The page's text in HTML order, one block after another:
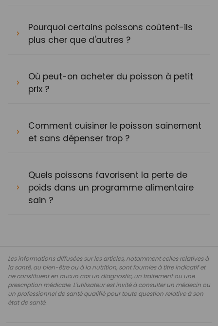
Pourquoi certains poissons coûtent-ils
plus cher que d'autres ?
Où peut-on acheter du poisson à petit
prix ?
Comment cuisiner le poisson sainement
et sans dépenser trop ?
Quels poissons favorisent la perte de
poids dans un programme alimentaire
sain ?
Les informations diffusées sur les articles, notamment celles relatives à
la santé, au bien-être ou à la nutrition, sont fournies à titre indicatif et
ne constituent en aucun cas un diagnostic, un traitement ou une
prescription médicale. L'utilisateur est invité à consulter un médecin ou
un professionnel de santé qualifié pour toute question relative à son
état de santé.